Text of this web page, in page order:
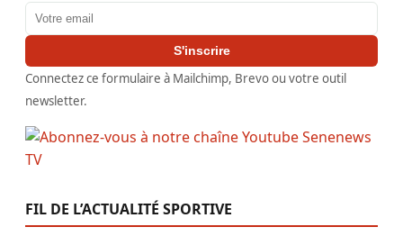
Adresse email
S'inscrire
Connectez ce formulaire à Mailchimp, Brevo ou votre outil
newsletter.
FIL DE L’ACTUALITÉ SPORTIVE